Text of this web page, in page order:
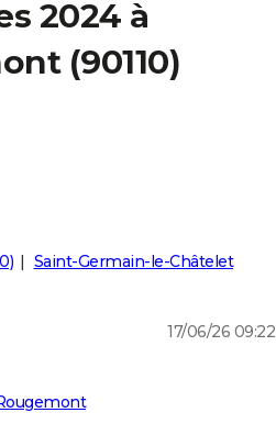
2024 à
(90110)
Saint-Germain-le-Châtelet
17/06/26 09:22